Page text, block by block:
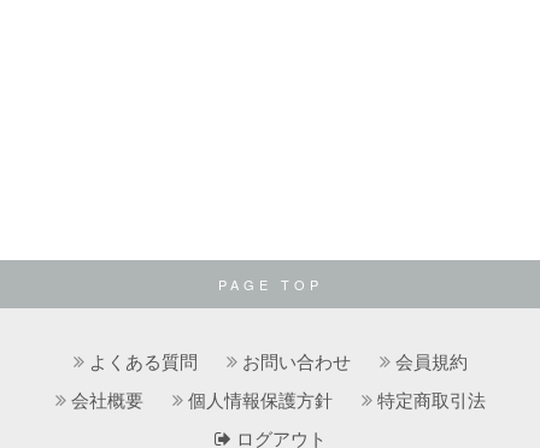
PAGE TOP
よくある質問 お問い合わせ
会員規約
会社概要
個人情報保護方針
特定商取引法
ログアウト